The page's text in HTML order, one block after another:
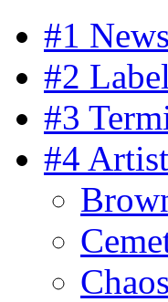
#1 News
#2 Label
#3
#4